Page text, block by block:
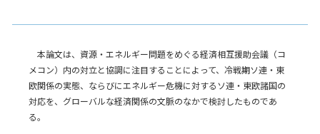
本論文は、資源・エネルギー問題をめぐる経済相互援助会議（コ
メコン）内の対立と協調に注目することによって、冷戦期ソ連・東
欧関係の実態、ならびにエネルギー危機に対するソ連・東欧諸国の
対応を、グローバルな経済関係の文脈のなかで検討したものであ
る。